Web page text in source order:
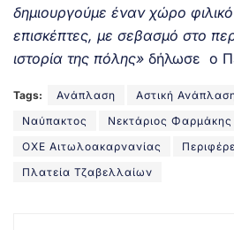
δημιουργούμε έναν χώρο φιλικό
επισκέπτες, με σεβασμό στο
ιστορία της πόλης» δήλωσε ο
Tags: Ανάπλαση Αστική
Ναύπακτος
Νεκτάριος Φαρμάκης
ΟΧΕ Αιτωλοακαρνανίας
Πλατεία Τζαβελλαίων